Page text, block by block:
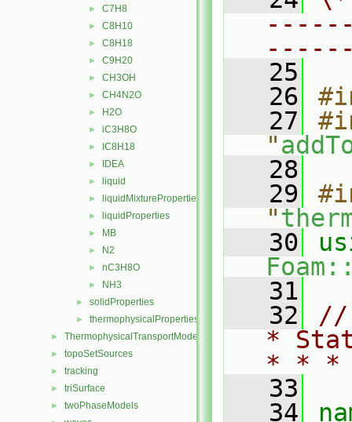
► C7H8
► C8H10
► C8H18
► C9H20
► CH3OH
► CH4N2O
► H2O
► iC3H8O
► IC8H18
► IDEA
► liquid
► liquidMixtureProperties
► liquidProperties
► MB
► N2
► nC3H8O
► NH3
► solidProperties
► thermophysicalProperties
► ThermophysicalTransportModels
► topoSetSources
► tracking
► triSurface
► twoPhaseModels
   25
   26
   27
"
   28
   29
"
   30
   31
   32
//
*
* *
   33
   34